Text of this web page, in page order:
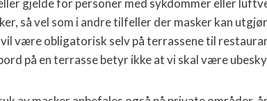
gjelde for personer med sykdommer eller
så vel som i andre tilfeller der masker kan
være obligatorisk selv på terrassene til
på en terrasse betyr ikke at vi skal være